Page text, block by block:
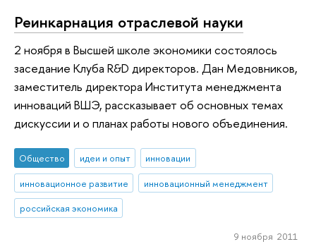
Реинкарнация отраслевой науки
2 ноября в Высшей школе экономики состоялось
заседание Клуба R&D директоров. Дан Медовников,
заместитель директора Института менеджмента
инноваций ВШЭ, рассказывает об основных темах
дискуссии и о планах работы нового объединения.
Общество идеи и опыт
инновации
инновационное развитие
инновационный менеджмент
российская экономика
9 ноября 2011